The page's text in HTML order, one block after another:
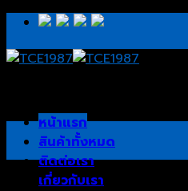
Skip
content
หน้าแรก
สินค้าทั้งหมด
ติดต่อเรา
เกี่ยวกับเรา